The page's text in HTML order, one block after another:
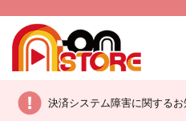
決済システム障害に関するお